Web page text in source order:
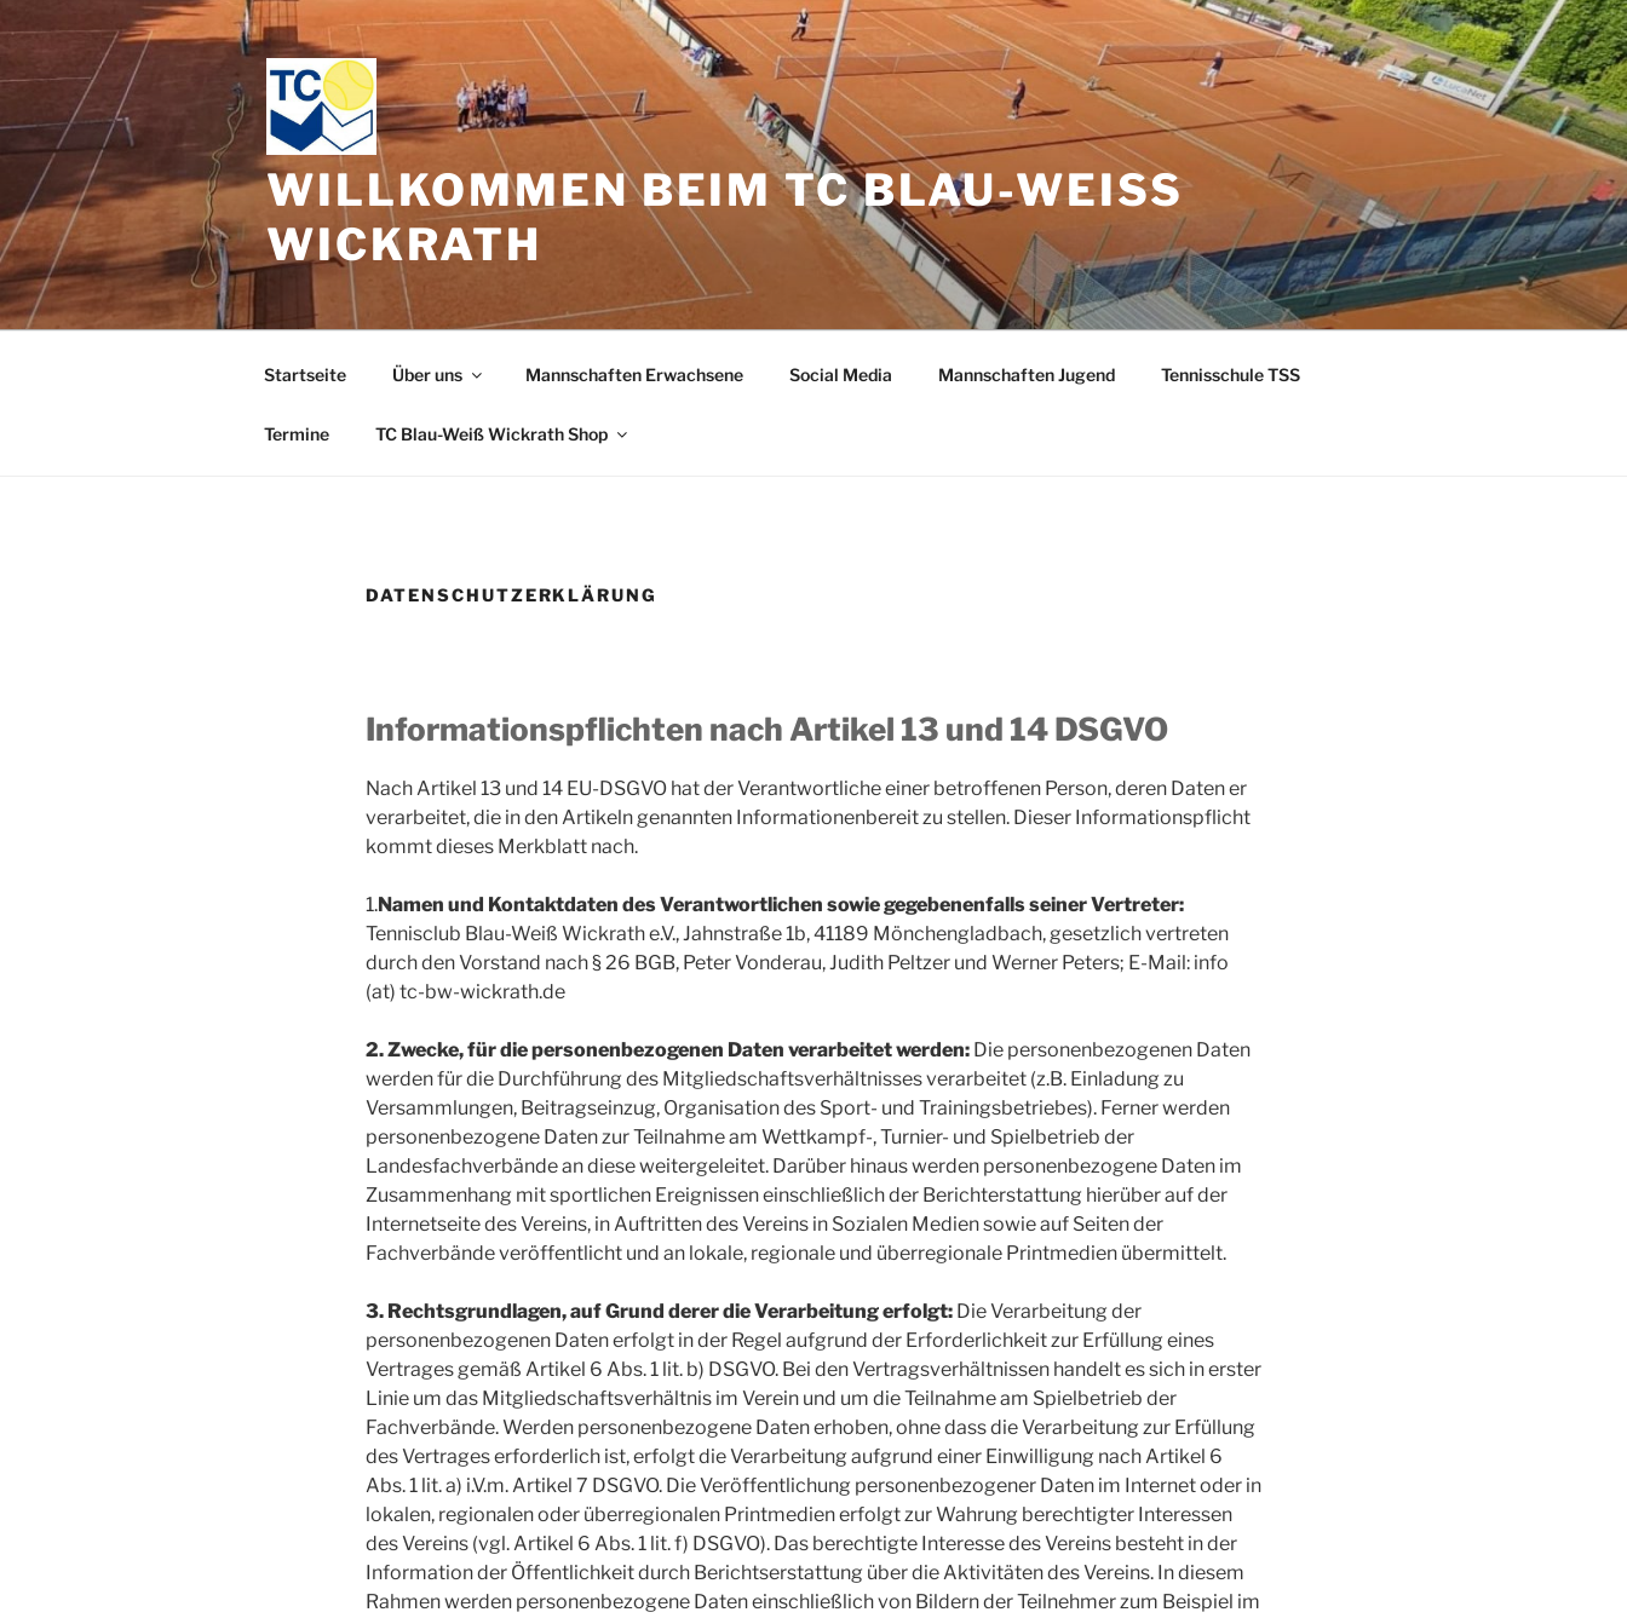
Inhalt
WILLKOMMEN BEIM TC BLAU-WEISS
WICKRATH
Startseite Über uns Mannschaften Erwachsene Social Media Mannschaften Jugend Tennisschule TSS
Termine TC Blau-Weiß Wickrath Shop
DATENSCHUTZERKLÄRUNG
Informationspflichten nach Artikel 13 und 14 DSGVO
Nach Artikel 13 und 14 EU-DSGVO hat der Verantwortliche einer betroffenen Person, deren Daten er
verarbeitet, die in den Artikeln genannten Informationenbereit zu stellen. Dieser Informationspflicht
kommt dieses Merkblatt nach.
1.Namen und Kontaktdaten des Verantwortlichen sowie gegebenenfalls seiner Vertreter:
Tennisclub Blau-Weiß Wickrath e.V., Jahnstraße 1b, 41189 Mönchengladbach, gesetzlich vertreten
durch den Vorstand nach § 26 BGB, Peter Vonderau, Judith Peltzer und Werner Peters; E-Mail: info
(at) tc-bw-wickrath.de
2. Zwecke, für die personenbezogenen Daten verarbeitet werden: Die personenbezogenen Daten
werden für die Durchführung des Mitgliedschaftsverhältnisses verarbeitet (z.B. Einladung zu
Versammlungen, Beitragseinzug, Organisation des Sport- und Trainingsbetriebes). Ferner werden
personenbezogene Daten zur Teilnahme am Wettkampf-, Turnier- und Spielbetrieb der
Landesfachverbände an diese weitergeleitet. Darüber hinaus werden personenbezogene Daten im
Zusammenhang mit sportlichen Ereignissen einschließlich der Berichterstattung hierüber auf der
Internetseite des Vereins, in Auftritten des Vereins in Sozialen Medien sowie auf Seiten der
Fachverbände veröffentlicht und an lokale, regionale und überregionale Printmedien übermittelt.
3. Rechtsgrundlagen, auf Grund derer die Verarbeitung erfolgt: Die Verarbeitung der
personenbezogenen Daten erfolgt in der Regel aufgrund der Erforderlichkeit zur Erfüllung eines
Vertrages gemäß Artikel 6 Abs. 1 lit. b) DSGVO. Bei den Vertragsverhältnissen handelt es sich in erster
Linie um das Mitgliedschaftsverhältnis im Verein und um die Teilnahme am Spielbetrieb der
Fachverbände. Werden personenbezogene Daten erhoben, ohne dass die Verarbeitung zur Erfüllung
des Vertrages erforderlich ist, erfolgt die Verarbeitung aufgrund einer Einwilligung nach Artikel 6
Abs. 1 lit. a) i.V.m. Artikel 7 DSGVO. Die Veröffentlichung personenbezogener Daten im Internet oder in
lokalen, regionalen oder überregionalen Printmedien erfolgt zur Wahrung berechtigter Interessen
des Vereins (vgl. Artikel 6 Abs. 1 lit. f) DSGVO). Das berechtigte Interesse des Vereins besteht in der
Information der Öffentlichkeit durch Berichtserstattung über die Aktivitäten des Vereins. In diesem
Rahmen werden personenbezogene Daten einschließlich von Bildern der Teilnehmer zum Beispiel im